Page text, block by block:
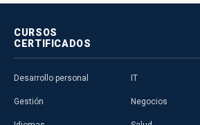
CURSOS
CERTIFICADOS
Desarrollo personal
Gestión
IT
Negocios